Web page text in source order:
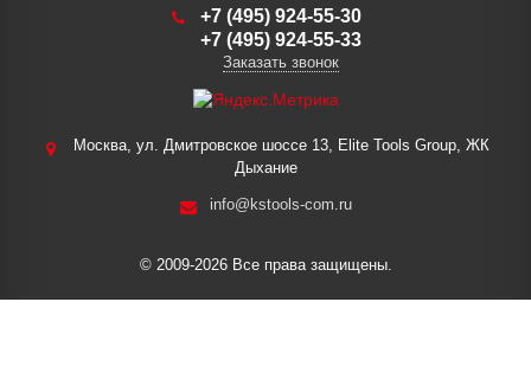
+7 (495) 924-55-30
+7 (495) 924-55-33
Заказать звонок
Москва, ул. Дмитровское шоссе 13, Elite Tools Group, ЖК
Дыхание
info@kstools-com.ru
© 2009-2026 Все права защищены.